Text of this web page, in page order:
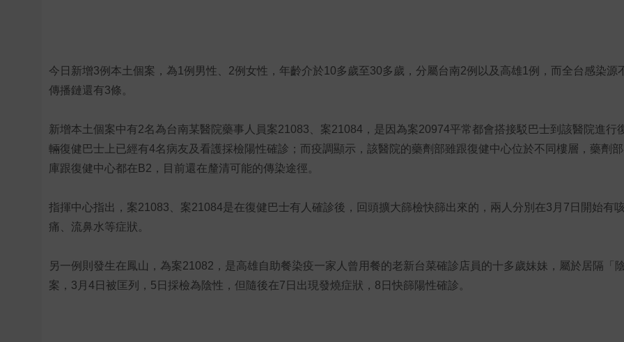
今日新增3例本土個案，為1例男性、2例女性，年齡介於10多歲至30多歲，分屬台南2例以及高雄1例，而全台感染源
傳播鏈還有3條。
新增本土個案中有2名為台南某醫院藥事人員案21083、案21084，是因為案20974平常都會搭接駁巴士到該醫院進行
輛復健巴士上已經有4名病友及看護採檢陽性確診；而疫調顯示，該醫院的藥劑部雖跟復健中心位於不同樓層，藥劑
庫跟復健中心都在B2，目前還在釐清可能的傳染途徑。
指揮中心指出，案21083、案21084是在復健巴士有人確診後，回頭擴大篩檢快篩出來的，兩人分別在3月7日開始有
痛、流鼻水等症狀。
另一例則發生在鳳山，為案21082，是高雄自助餐染疫一家人曾用餐的老新台菜確診店員的十多歲妹妹，屬於居隔「
案，3月4日被匡列，5日採檢為陰性，但隨後在7日出現發燒症狀，8日快篩陽性確診。